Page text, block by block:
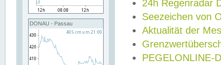
DONAU - Passau
24h Regenradar
Seezeichen von
Aktualität der
PEGELONLINE-